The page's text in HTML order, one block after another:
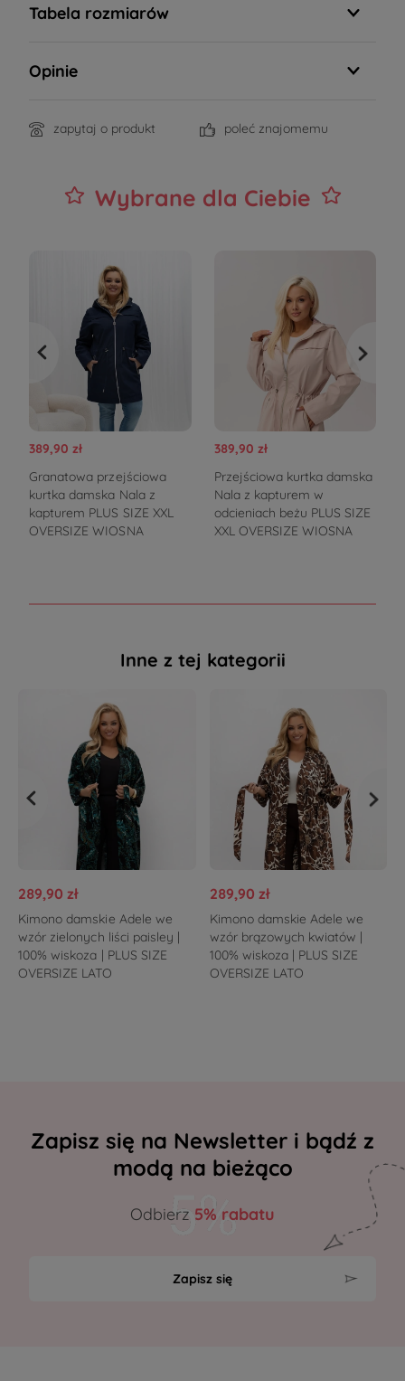
Tabela rozmiarów
Opinie
zapytaj o produkt poleć znajomemu
Wybrane dla Ciebie
389,90 zł
Granatowa przejściowa
kurtka damska Nala z
kapturem PLUS SIZE XXL
OVERSIZE WIOSNA
389,90 zł
Przejściowa kurtka damska
Nala z kapturem w
odcieniach beżu PLUS SIZE
XXL OVERSIZE WIOSNA
Inne z tej kategorii
289,90 zł
Kimono damskie Adele we
wzór zielonych liści paisley |
100% wiskoza | PLUS SIZE
OVERSIZE LATO
289,90 zł
Kimono damskie Adele we
wzór brązowych kwiatów |
100% wiskoza | PLUS SIZE
OVERSIZE LATO
Zapisz się na Newsletter i bądź z
modą na bieżąco
Odbierz 5% rabatu
Zapisz się